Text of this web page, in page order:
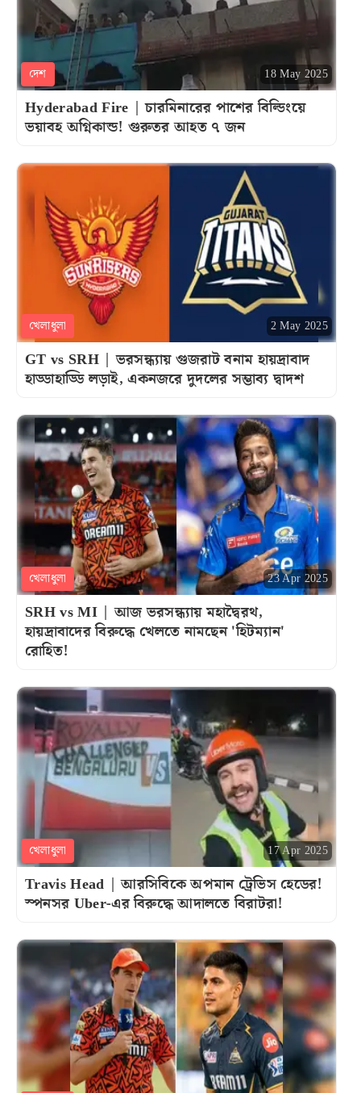
দেশ 18 May 2025
Hyderabad Fire | চারমিনারের পাশের বিল্ডিংয়ে
ভয়াবহ অগ্নিকান্ড! গুরুতর আহত ৭ জন
খেলাধুলা 2 May 2025
GT vs SRH | ভরসন্ধ্যায় গুজরাট বনাম হায়দ্রাবাদ
হাড্ডাহাড্ডি লড়াই, একনজরে দুদলের সম্ভাব্য দ্বাদশ
খেলাধুলা 23 Apr 2025
SRH vs MI | আজ ভরসন্ধ্যায় মহাদ্বৈরথ,
হায়দ্রাবাদের বিরুদ্ধে খেলতে নামছেন 'হিটম্যান'
রোহিত!
খেলাধুলা 17 Apr 2025
Travis Head | আরসিবিকে অপমান ট্রেভিস হেডের!
স্পনসর Uber-এর বিরুদ্ধে আদালতে বিরাটরা!